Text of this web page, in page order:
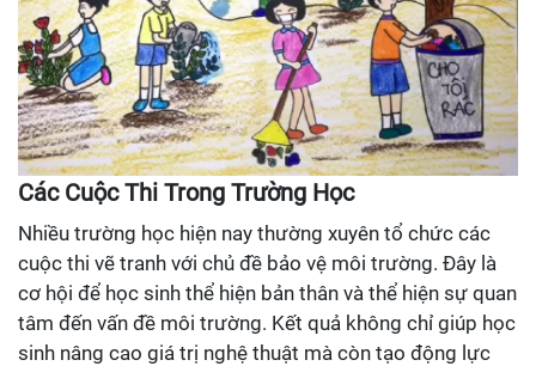
Các Cuộc Thi Trong Trường Học
Nhiều trường học hiện nay thường xuyên tổ chức các
cuộc thi vẽ tranh với chủ đề bảo vệ môi trường. Đây là
cơ hội để học sinh thể hiện bản thân và thể hiện sự quan
tâm đến vấn đề môi trường. Kết quả không chỉ giúp học
sinh nâng cao giá trị nghệ thuật mà còn tạo động lực